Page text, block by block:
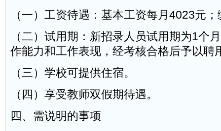
（一）工资待遇：基本工资每月4023元
（二）试用期：新招录人员试用期为1个
作能力和工作表现，经考核合格后予以聘
（三）学校可提供住宿。
（四）享受教师双假期待遇。
四、需说明的事项